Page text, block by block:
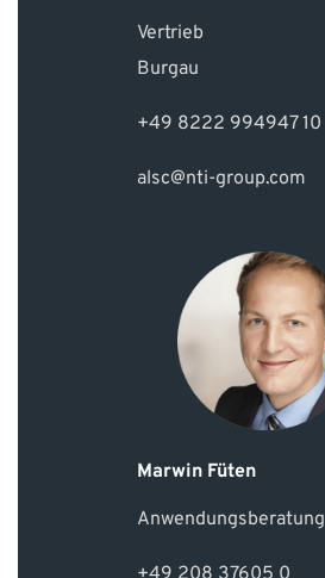
Vertrieb
Burgau
+49 8222 994947 10
alsc@nti-group.com
Marwin Füten
Anwendungsberatung